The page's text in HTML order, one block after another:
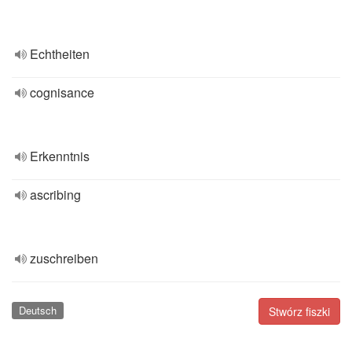
Echtheiten
cognisance
Erkenntnis
ascribing
zuschreiben
Stwórz fiszki
Deutsch